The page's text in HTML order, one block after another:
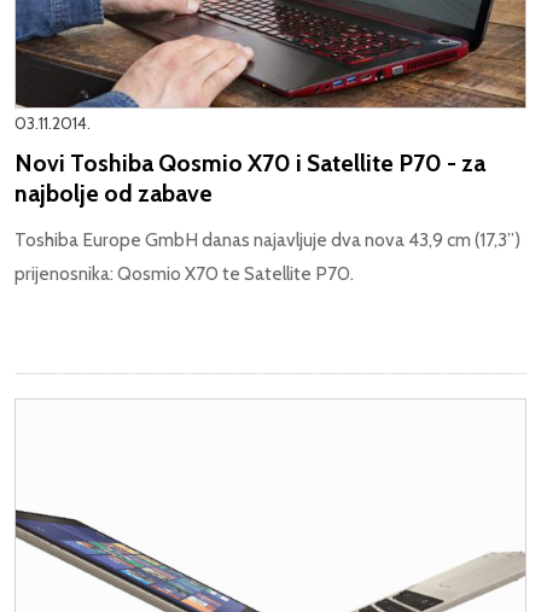
03.11.2014.
Novi Toshiba Qosmio X70 i Satellite P70 - za
najbolje od zabave
Toshiba Europe GmbH danas najavljuje dva nova 43,9 cm (17,3”)
prijenosnika: Qosmio X70 te Satellite P70.